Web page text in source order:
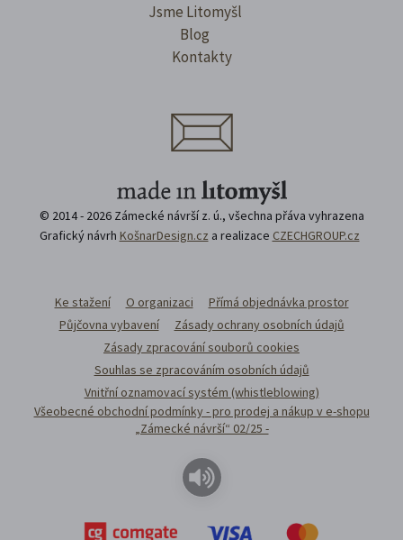
Jsme Litomyšl
Blog
Kontakty
© 2014 - 2026 Zámecké návrší z. ú., všechna přáva vyhrazena
Grafický návrh KošnarDesign.cz a realizace CZECHGROUP.cz
Ke stažení O organizaci
Přímá objednávka prostor
Půjčovna vybavení
Zásady ochrany osobních údajů
Zásady zpracování souborů cookies
Souhlas se zpracováním osobních údajů
Vnitřní oznamovací systém (whistleblowing)
Všeobecné obchodní podmínky - pro prodej a nákup v e-shopu
„Zámecké návrší“ 02/25 -